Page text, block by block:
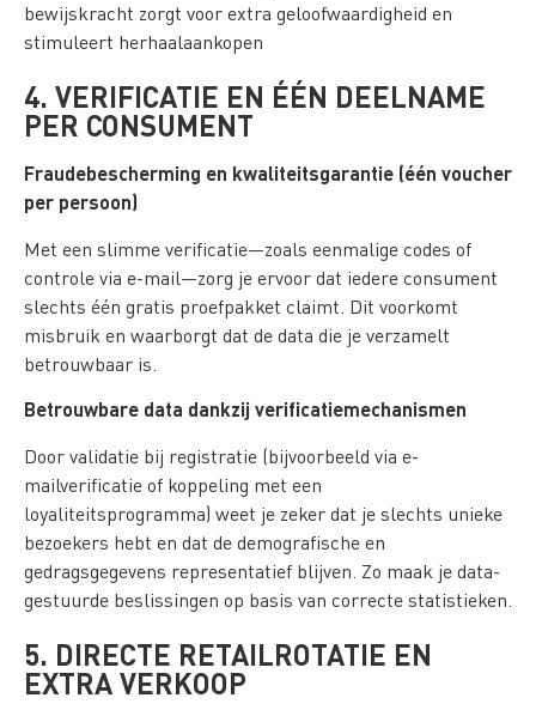
bewijskracht zorgt voor extra geloofwaardigheid en
stimuleert herhaalaankopen
4. VERIFICATIE EN ÉÉN DEELNAME
PER CONSUMENT
Fraudebescherming en kwaliteitsgarantie (één voucher
per persoon)
Met een slimme verificatie—zoals eenmalige codes of
controle via e-mail—zorg je ervoor dat iedere consument
slechts één gratis proefpakket claimt. Dit voorkomt
misbruik en waarborgt dat de data die je verzamelt
betrouwbaar is.
Betrouwbare data dankzij verificatiemechanismen
Door validatie bij registratie (bijvoorbeeld via e-
mailverificatie of koppeling met een
loyaliteitsprogramma) weet je zeker dat je slechts unieke
bezoekers hebt en dat de demografische en
gedragsgegevens representatief blijven. Zo maak je data-
gestuurde beslissingen op basis van correcte statistieken.
5. DIRECTE RETAILROTATIE EN
EXTRA VERKOOP